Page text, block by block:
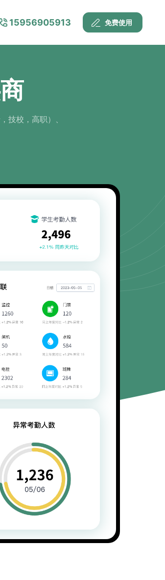
15956905913 免费使用
技校，高职）、